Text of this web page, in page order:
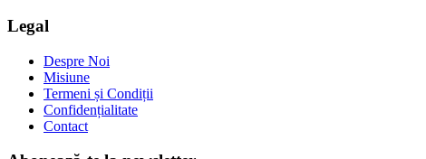
Legal
Despre Noi
Misiune
Termeni și Condiții
Confidențialitate
Contact